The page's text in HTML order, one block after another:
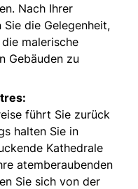
Nach Ihrer
Sie die Gelegenheit,
malerische
Gebäuden zu
führt Sie zurück
halten Sie in
Kathedrale
atemberaubenden
Sie sich von der